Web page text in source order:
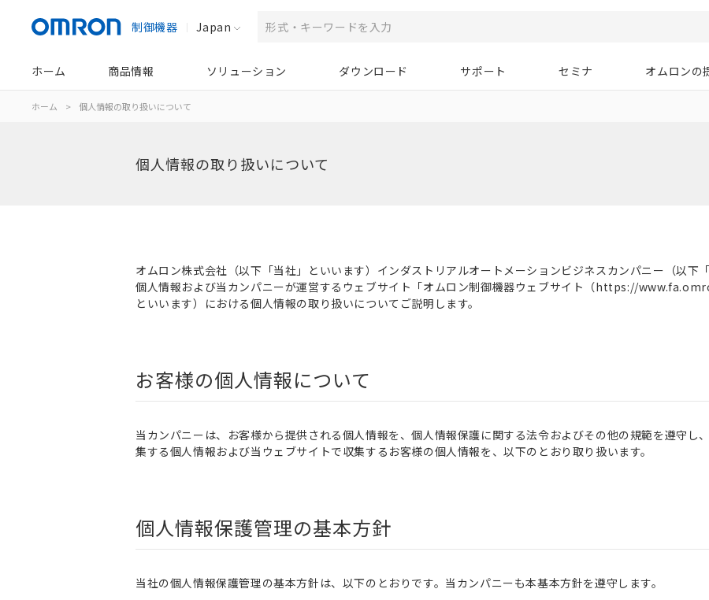
制御機器 Japan
ホーム 商品情報 ソリューション ダウンロード サポート セミナ オムロンの
ホーム > 個人情報の取り扱いについて
個人情報の取り扱いについて
オムロン株式会社（以下「当社」といいます）インダストリアルオートメーションビジネスカンパニー（以下
個人情報および当カンパニーが運営するウェブサイト「オムロン制御機器ウェブサイト（https://
といいます）における個人情報の取り扱いについてご説明します。
お客様の個人情報について
当カンパニーは、お客様から提供される個人情報を、個人情報保護に関する法令およびその他の規範を遵守し
集する個人情報および当ウェブサイトで収集するお客様の個人情報を、以下のとおり取り扱います。
個人情報保護管理の基本方針
当社の個人情報保護管理の基本方針は、以下のとおりです。当カンパニーも本基本方針を遵守します。